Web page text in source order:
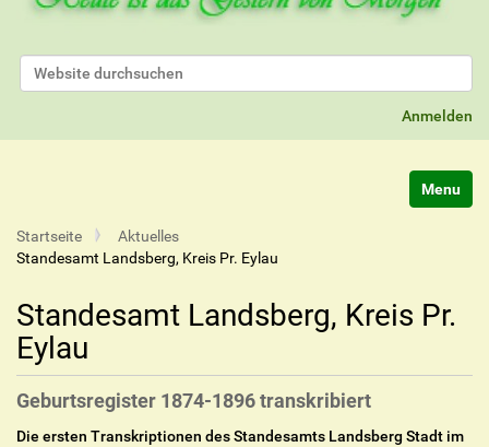
Website durchsuchen
Anmelden
Startseite
Aktuelles
Standesamt Landsberg, Kreis Pr. Eylau
Standesamt Landsberg, Kreis Pr.
Eylau
Geburtsregister 1874-1896 transkribiert
Die ersten Transkriptionen des Standesamts Landsberg Stadt im